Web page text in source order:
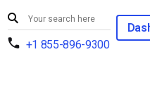
+1 855-896-9300